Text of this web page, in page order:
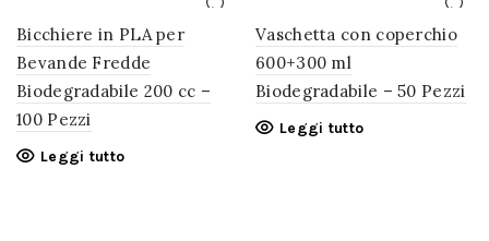
Bicchiere in PLA per
Bevande Fredde
Biodegradabile 200 cc –
100 Pezzi
Leggi tutto
Vaschetta con coperchio
600+300 ml
Biodegradabile – 50 Pezzi
Leggi tutto